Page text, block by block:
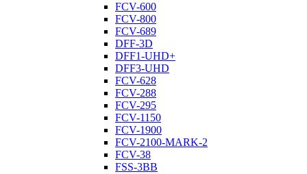
FCV-600
FCV-800
FCV-689
DFF-3D
DFF1-UHD+
DFF3-UHD
FCV-628
FCV-288
FCV-295
FCV-1150
FCV-1900
FCV-2100-MARK-2
FCV-38
FSS-3BB